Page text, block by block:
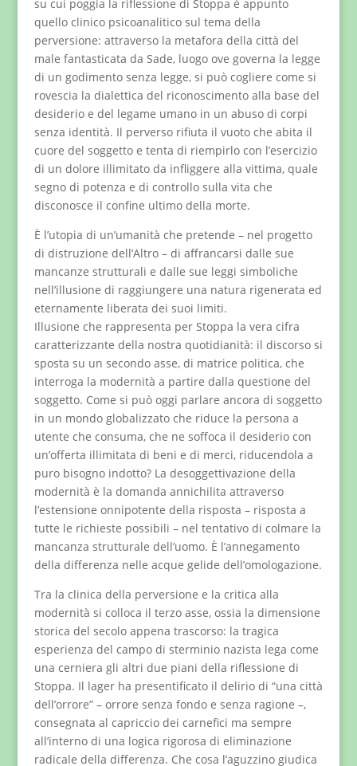
su cui poggia la riflessione di Stoppa è appunto
quello clinico psicoanalitico sul tema della
perversione: attraverso la metafora della città del
male fantasticata da Sade, luogo ove governa la legge
di un godimento senza legge, si può cogliere come si
rovescia la dialettica del riconoscimento alla base del
desiderio e del legame umano in un abuso di corpi
senza identità. Il perverso rifiuta il vuoto che abita il
cuore del soggetto e tenta di riempirlo con l’esercizio
di un dolore illimitato da infliggere alla vittima, quale
segno di potenza e di controllo sulla vita che
disconosce il confine ultimo della morte.
È l’utopia di un’umanità che pretende – nel progetto
di distruzione dell’Altro – di affrancarsi dalle sue
mancanze strutturali e dalle sue leggi simboliche
nell’illusione di raggiungere una natura rigenerata ed
eternamente liberata dei suoi limiti.
Illusione che rappresenta per Stoppa la vera cifra
caratterizzante della nostra quotidianità: il discorso si
sposta su un secondo asse, di matrice politica, che
interroga la modernità a partire dalla questione del
soggetto. Come si può oggi parlare ancora di soggetto
in un mondo globalizzato che riduce la persona a
utente che consuma, che ne soffoca il desiderio con
un’offerta illimitata di beni e di merci, riducendola a
puro bisogno indotto? La desoggettivazione della
modernità è la domanda annichilita attraverso
l’estensione onnipotente della risposta – risposta a
tutte le richieste possibili – nel tentativo di colmare la
mancanza strutturale dell’uomo. È l’annegamento
della differenza nelle acque gelide dell’omologazione.
Tra la clinica della perversione e la critica alla
modernità si colloca il terzo asse, ossia la dimensione
storica del secolo appena trascorso: la tragica
esperienza del campo di sterminio nazista lega come
una cerniera gli altri due piani della riflessione di
Stoppa. Il lager ha presentificato il delirio di “una città
dell’orrore” – orrore senza fondo e senza ragione –,
consegnata al capriccio dei carnefici ma sempre
all’interno di una logica rigorosa di eliminazione
radicale della differenza. Che cosa l’aguzzino giudica